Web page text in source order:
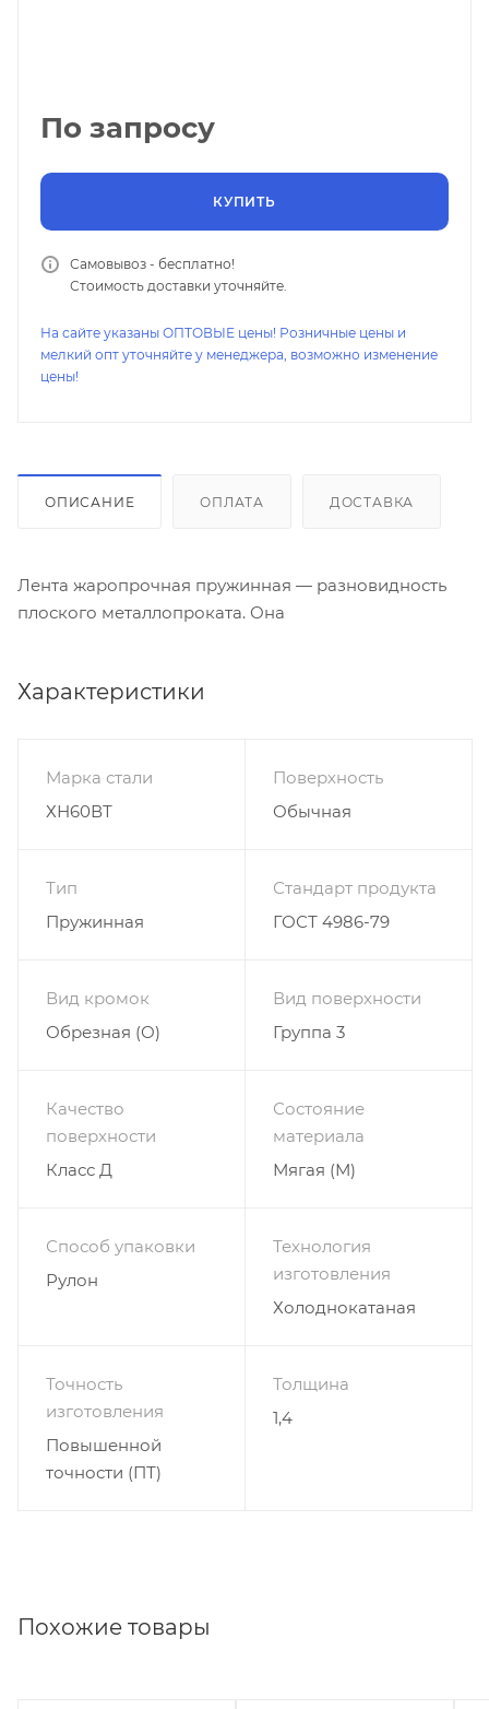
По запросу
КУПИТЬ
Самовывоз - бесплатно!
Стоимость доставки уточняйте.
На сайте указаны ОПТОВЫЕ цены! Розничные цены и
мелкий опт уточняйте у менеджера, возможно изменение
цены!
ОПИСАНИЕ ОПЛАТА ДОСТАВКА
Лента жаропрочная пружинная — разновидность
плоского металлопроката. Она
Характеристики
Марка стали
ХН60ВТ
Поверхность
Обычная
Тип
Пружинная
Стандарт продукта
ГОСТ 4986-79
Вид кромок
Обрезная (О)
Вид поверхности
Группа 3
Качество
поверхности
Класс Д
Состояние
материала
Мягая (М)
Способ упаковки
Рулон
Технология
изготовления
Холоднокатаная
Точность
изготовления
Повышенной
точности (ПТ)
Толщина
1,4
Похожие товары